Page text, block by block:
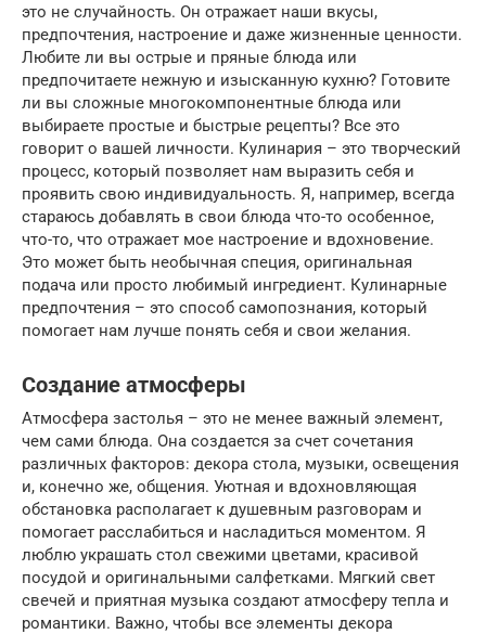
это не случайность. Он отражает наши вкусы,
предпочтения, настроение и даже жизненные ценности.
Любите ли вы острые и пряные блюда или
предпочитаете нежную и изысканную кухню? Готовите
ли вы сложные многокомпонентные блюда или
выбираете простые и быстрые рецепты? Все это
говорит о вашей личности. Кулинария – это творческий
процесс, который позволяет нам выразить себя и
проявить свою индивидуальность. Я, например, всегда
стараюсь добавлять в свои блюда что-то особенное,
что-то, что отражает мое настроение и вдохновение.
Это может быть необычная специя, оригинальная
подача или просто любимый ингредиент. Кулинарные
предпочтения – это способ самопознания, который
помогает нам лучше понять себя и свои желания.
Создание атмосферы
Атмосфера застолья – это не менее важный элемент,
чем сами блюда. Она создается за счет сочетания
различных факторов: декора стола, музыки, освещения
и, конечно же, общения. Уютная и вдохновляющая
обстановка располагает к душевным разговорам и
помогает расслабиться и насладиться моментом. Я
люблю украшать стол свежими цветами, красивой
посудой и оригинальными салфетками. Мягкий свет
свечей и приятная музыка создают атмосферу тепла и
романтики. Важно, чтобы все элементы декора